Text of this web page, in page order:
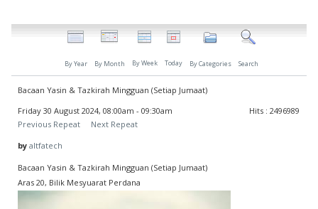
By Year By Month By Week Today By Categories Search
Bacaan Yasin & Tazkirah Mingguan (Setiap Jumaat)
Friday 30 August 2024, 08:00am - 09:30am
Previous Repeat
Next Repeat
Hits : 2496989
by altfatech
Bacaan Yasin & Tazkirah Mingguan (Setiap Jumaat)
Aras 20, Bilik Mesyuarat Perdana